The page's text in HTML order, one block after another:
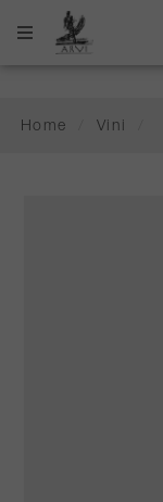
Home Vini